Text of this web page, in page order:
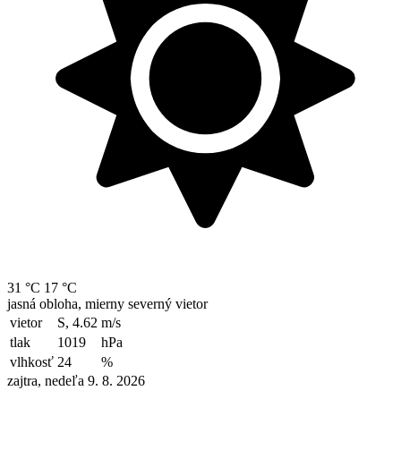
31 °C 17 °C
jasná obloha, mierny severný vietor
vietor
S, 4.62 m/s
tlak
1019
hPa
vlhkosť 24
%
zajtra, nedeľa 9. 8. 2026